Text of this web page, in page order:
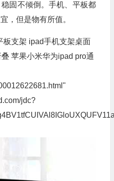
固不倾倒。手机、平板都
，但是物有所值。
板支架 ipad手机支架桌面
苹果小米华为ipad pro通
jdc?